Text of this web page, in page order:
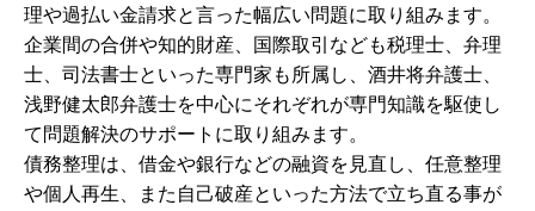
理や過払い金請求と言った幅広い問題に取り組みます。
企業間の合併や知的財産、国際取引なども税理士、弁理
士、司法書士といった専門家も所属し、酒井将弁護士、
浅野健太郎弁護士を中心にそれぞれが専門知識を駆使し
て問題解決のサポートに取り組みます。
債務整理は、借金や銀行などの融資を見直し、任意整理
や個人再生、また自己破産といった方法で立ち直る事が